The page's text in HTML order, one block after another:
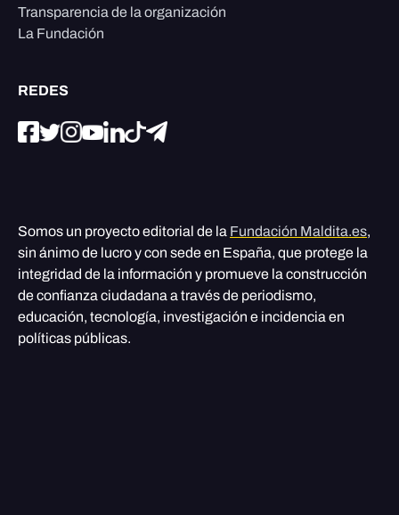
Transparencia de la organización
La Fundación
REDES
Somos un proyecto editorial de la Fundación Maldita.es,
sin ánimo de lucro y con sede en España, que protege la
integridad de la información y promueve la construcción
de confianza ciudadana a través de periodismo,
educación, tecnología, investigación e incidencia en
políticas públicas.